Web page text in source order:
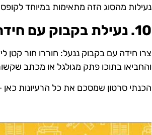
נעילות מהסוג הזה מתאימות במיוחד
10. נעילת בקבוק עם חידה פנימית
צרו חידה עם בקבוק ננעל: חוררו חור קטן
והחביאו בתוכו פתק מגולגל או מכתב
הכנתי סרטון שמסכם את כל הרעיונות כאן